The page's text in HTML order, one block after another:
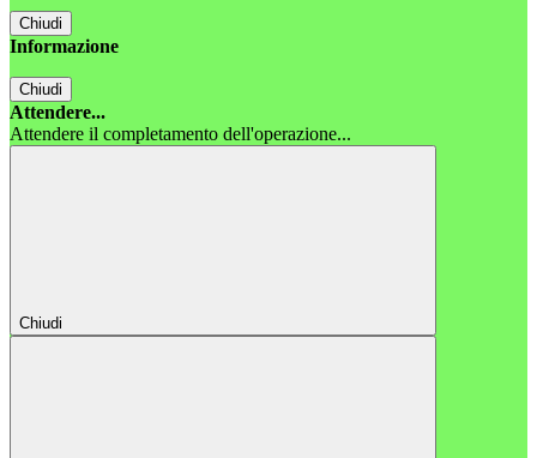
Chiudi
Informazione
Chiudi
Attendere...
Attendere il completamento dell'operazione...
Chiudi